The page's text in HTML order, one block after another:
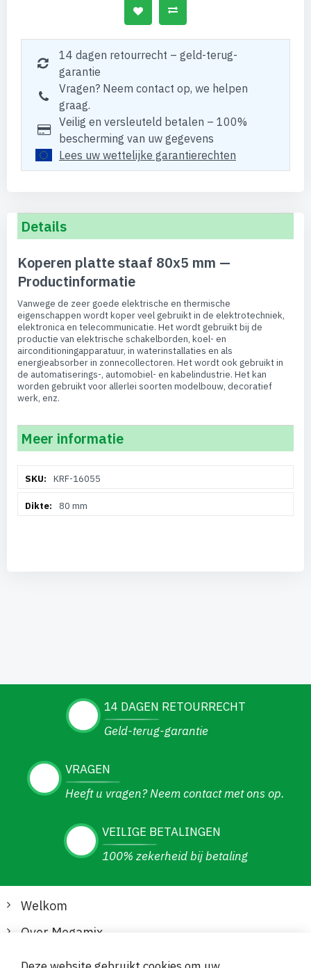
14 dagen retourrecht – geld-terug-
garantie
Vragen? Neem contact op, we helpen
graag.
Veilig en versleuteld betalen – 100%
bescherming van uw gegevens
Lees uw wettelijke garantierechten
Details
Koperen platte staaf 80x5 mm —
Productinformatie
Vanwege de zeer goede elektrische en thermische
eigenschappen wordt koper veel gebruikt in de elektrotechniek,
elektronica en telecommunicatie. Het wordt gebruikt bij de
productie van elektrische schakelborden, koel- en
airconditioningapparatuur, in waterinstallaties en als
energieabsorber in zonnecollectoren. Het wordt ook gebruikt in
de automatiserings-, automobiel- en kabelindustrie. Het kan
worden gebruikt voor allerlei soorten modelbouw, decoratief
werk, enz.
Meer informatie
informatieKRF-16055
80 mm
14 DAGEN RETOURRECHT
Geld-terug-garantie
VRAGEN
Heeft u vragen? Neem contact met ons op.
VEILIGE BETALINGEN
100% zekerheid bij betaling
Welkom
Over Megamix
Informatie